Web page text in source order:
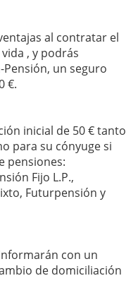
al contratar el
, y podrás
un seguro
€.
inicial de 50 € tanto
para su cónyuge si
pensiones:
Fijo L.P.,
Futurpensión y
con un
de domiciliación